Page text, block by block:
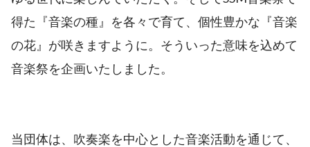
得た『音楽の種』を各々で育て、個性豊かな『音楽
の花』が咲きますように。そういった意味を込めて
音楽祭を企画いたしました。
当団体は、吹奏楽を中心とした音楽活動を通じて、